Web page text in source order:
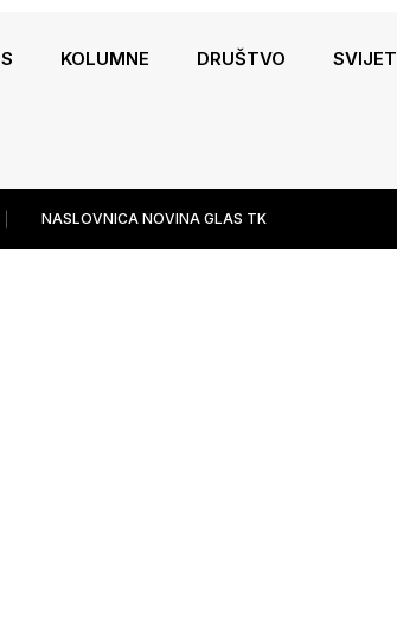
KOLUMNE DRUŠTVO SVIJET
NASLOVNICA NOVINA GLAS TK